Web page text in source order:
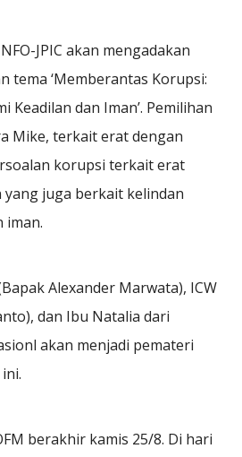
JPIC akan mengadakan
tema ‘Memberantas Korupsi:
Keadilan dan Iman’. Pemilihan
Mike, terkait erat dengan
korupsi terkait erat
yang juga berkait kelindan
iman.
Alexander Marwata), ICW
dan Ibu Natalia dari
akan menjadi pemateri
berakhir kamis 25/8. Di hari